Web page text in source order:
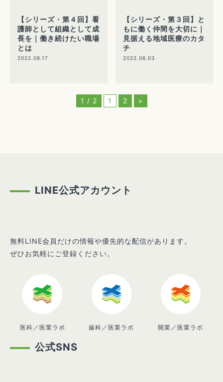
【シリーズ・第４回】看
護師として組織として成
長を｜働き続けたい職場
とは
2022.06.17
【シリーズ・第３回】と
もに働く仲間を大切に｜
見据える地域医療のカタ
チ
2022.06.03
1 / 2 1 2 »
LINE公式アカウント
無料LINE会員だけの情報や優先的な配信があります。
ぜひお気軽にご登録ください。
医科／医業ラボ 歯科／医業ラボ 開業／医業ラボ
公式SNS